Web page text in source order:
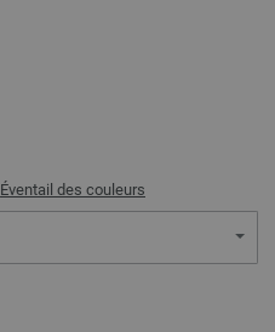
Éventail des couleurs